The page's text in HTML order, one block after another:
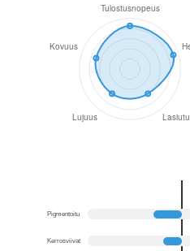
Pigmentoitu
Kerrosviivat